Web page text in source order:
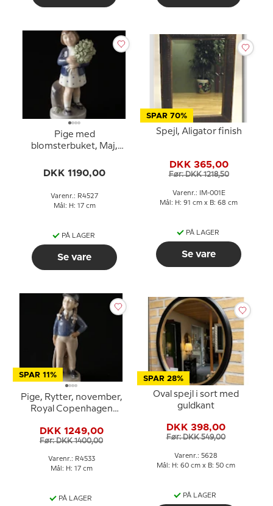
Pige med
blomsterbuket, Maj,
månedsfigur nr. 4527
DKK 1190,00
Varenr.: R4527
Mål: H: 17 cm
PÅ LAGER
Se vare
SPAR 70%
Spejl, Aligator finish
DKK 365,00
Før: DKK 1218,50
Varenr.: IM-001E
Mål: H: 91 cm x B: 68 cm
PÅ LAGER
Se vare
SPAR 11%
Pige, Rytter, november,
Royal Copenhagen
DKK 1249,00
Før: DKK 1400,00
Varenr.: R4533
Mål: H: 17 cm
PÅ LAGER
SPAR 28%
Oval spejl i sort med
guldkant
DKK 398,00
Før: DKK 549,00
Varenr.: 5628
Mål: H: 60 cm x B: 50 cm
PÅ LAGER